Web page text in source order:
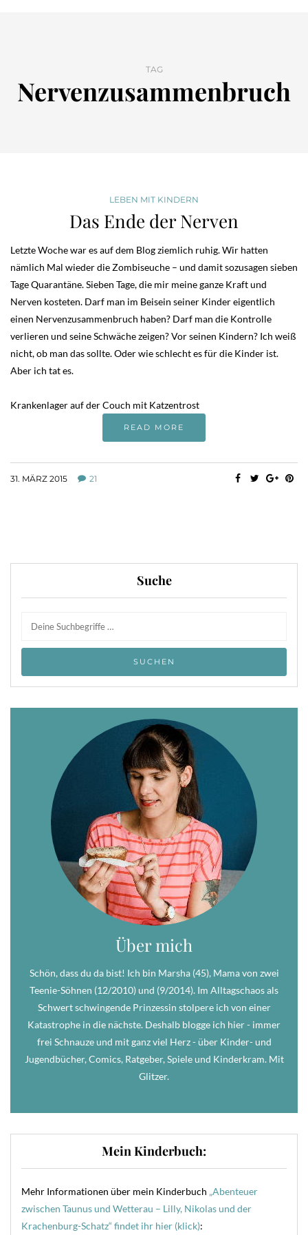
TAG
Nervenzusammenbruch
LEBEN MIT KINDERN
Das Ende der Nerven
Letzte Woche war es auf dem Blog ziemlich ruhig. Wir hatten
nämlich Mal wieder die Zombiseuche – und damit sozusagen sieben
Tage Quarantäne. Sieben Tage, die mir meine ganze Kraft und
Nerven kosteten. Darf man im Beisein seiner Kinder eigentlich
einen Nervenzusammenbruch haben? Darf man die Kontrolle
verlieren und seine Schwäche zeigen? Vor seinen Kindern? Ich weiß
nicht, ob man das sollte. Oder wie schlecht es für die Kinder ist.
Aber ich tat es.
Krankenlager auf der Couch mit Katzentrost
READ MORE
31. MÄRZ 2015 21
Suche
Über mich
Schön, dass du da bist! Ich bin Marsha (45), Mama von zwei
Teenie-Söhnen (12/2010) und (9/2014). Im Alltagschaos als
Schwert schwingende Prinzessin stolpere ich von einer
Katastrophe in die nächste. Deshalb blogge ich hier - immer
frei Schnauze und mit ganz viel Herz - über Kinder- und
Jugendbücher, Comics, Ratgeber, Spiele und Kinderkram. Mit
Glitzer.
Mein Kinderbuch:
Mehr Informationen über mein Kinderbuch „Abenteuer
zwischen Taunus und Wetterau – Lilly, Nikolas und der
Krachenburg-Schatz“ findet ihr hier (klick):